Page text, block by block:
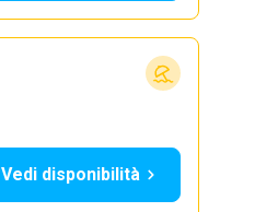
Vedi disponibilità